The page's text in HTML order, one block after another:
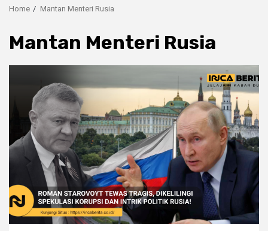
Home Mantan Menteri Rusia
Mantan Menteri Rusia